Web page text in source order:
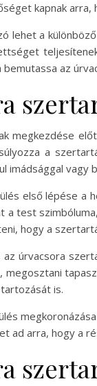
kapnak
lehet a
bemutassa az
megkezdése
a
imádsággal vagy
első lépése a
a test
hogy a
úrvacsora
megosztani
is.
ad arra, hogy a